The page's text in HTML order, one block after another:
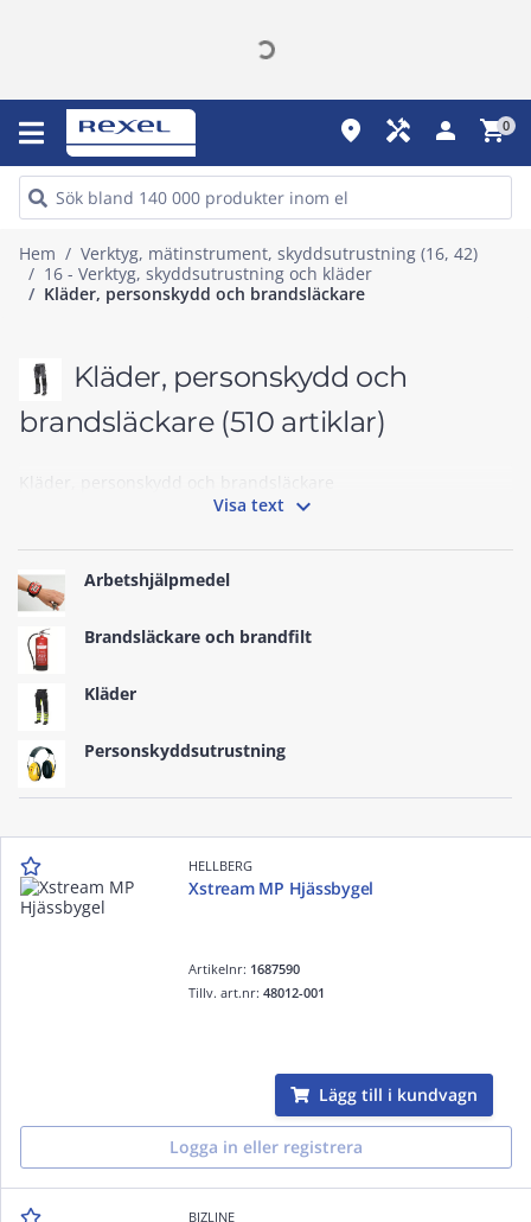
place handyman person shopping_cart0
Hem
Verktyg, mätinstrument, skyddsutrustning (16, 42)
16 - Verktyg, skyddsutrustning och kläder
Kläder, personskydd och brandsläckare
Kläder, personskydd och
brandsläckare (510 artiklar)
Visa text 
Arbetshjälpmedel
Brandsläckare och brandfilt
Kläder
Personskyddsutrustning
HELLBERG
Xstream MP Hjässbygel
Artikelnr: 1687590
Tillv. art.nr:48012-001
Lägg till i kundvagn
Logga in eller registrera
BIZLINE